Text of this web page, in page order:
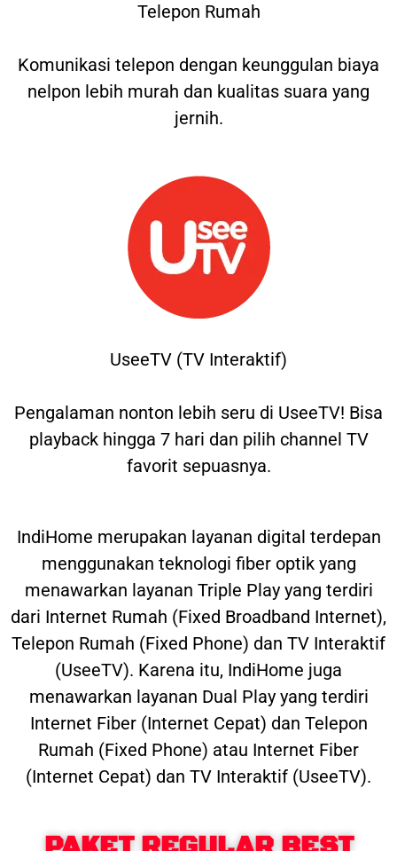
Telepon Rumah
Komunikasi telepon dengan keunggulan biaya
nelpon lebih murah dan kualitas suara yang
jernih.
UseeTV (TV Interaktif)
Pengalaman nonton lebih seru di UseeTV! Bisa
playback hingga 7 hari dan pilih channel TV
favorit sepuasnya.
IndiHome merupakan layanan digital terdepan
menggunakan teknologi fiber optik yang
menawarkan layanan Triple Play yang terdiri
dari Internet Rumah (Fixed Broadband Internet),
Telepon Rumah (Fixed Phone) dan TV Interaktif
(UseeTV). Karena itu, IndiHome juga
menawarkan layanan Dual Play yang terdiri
Internet Fiber (Internet Cepat) dan Telepon
Rumah (Fixed Phone) atau Internet Fiber
(Internet Cepat) dan TV Interaktif (UseeTV).